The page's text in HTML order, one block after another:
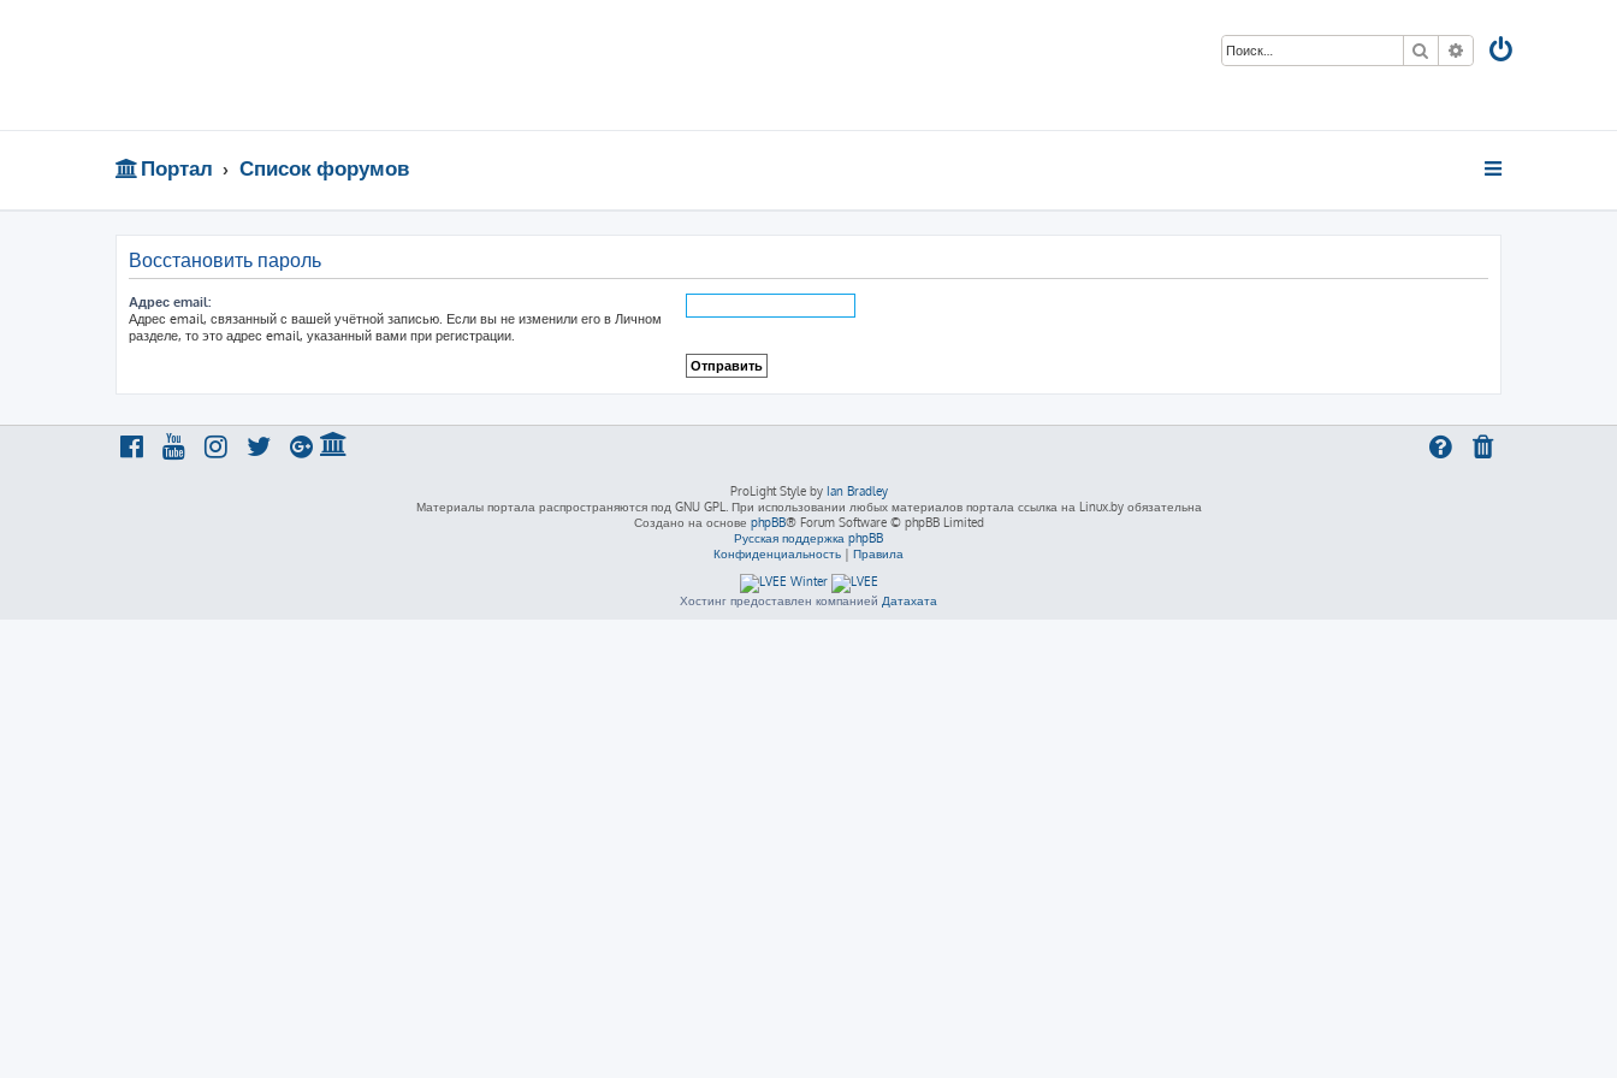
Поиск Расширенный
Портал Список форумов
Восстановить пароль
Адрес email:
Адрес email, связанный с вашей учётной записью. Если вы не изменили его в Личном
разделе, то это адрес email, указанный вами при регистрации.
ProLight Style by Ian Bradley
Материалы портала распространяются под GNU GPL. При использовании любых материалов портала ссылка на Linux.by обязательна
Создано на основе phpBB® Forum Software © phpBB Limited
Русская поддержка phpBB
Конфиденциальность | Правила
Хостинг предоставлен компанией Датахата